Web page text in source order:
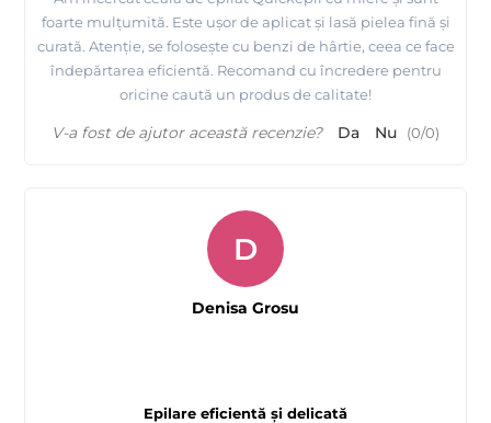
foarte mulțumită. Este ușor de aplicat și lasă pielea fină și
curată. Atenție, se folosește cu benzi de hârtie, ceea ce face
îndepărtarea eficientă. Recomand cu încredere pentru
oricine caută un produs de calitate!
V-a fost de ajutor această recenzie? Da Nu (0/0)
Epilare eficientă și delicată
D
Denisa Grosu